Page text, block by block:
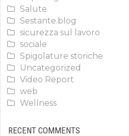
Salute
Sestante.blog
sicurezza sul lavoro
sociale
Spigolature storiche
Uncategorized
Video Report
web
Wellness
RECENT COMMENTS